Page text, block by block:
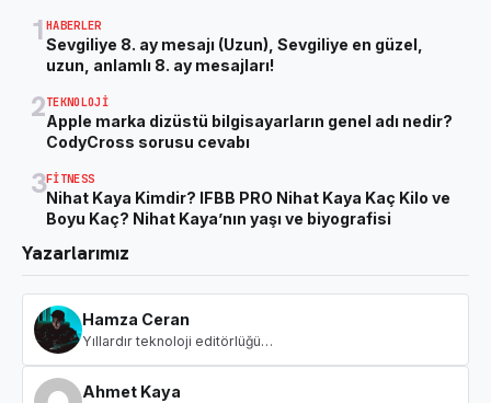
1 HABERLER
Sevgiliye 8. ay mesajı (Uzun), Sevgiliye en güzel,
uzun, anlamlı 8. ay mesajları!
2TEKNOLOJI
Apple marka dizüstü bilgisayarların genel adı nedir?
CodyCross sorusu cevabı
3FITNESS
Nihat Kaya Kimdir? IFBB PRO Nihat Kaya Kaç Kilo ve
Boyu Kaç? Nihat Kaya’nın yaşı ve biyografisi
Yazarlarımız
Hamza Ceran
Yıllardır teknoloji editörlüğü…
Ahmet Kaya